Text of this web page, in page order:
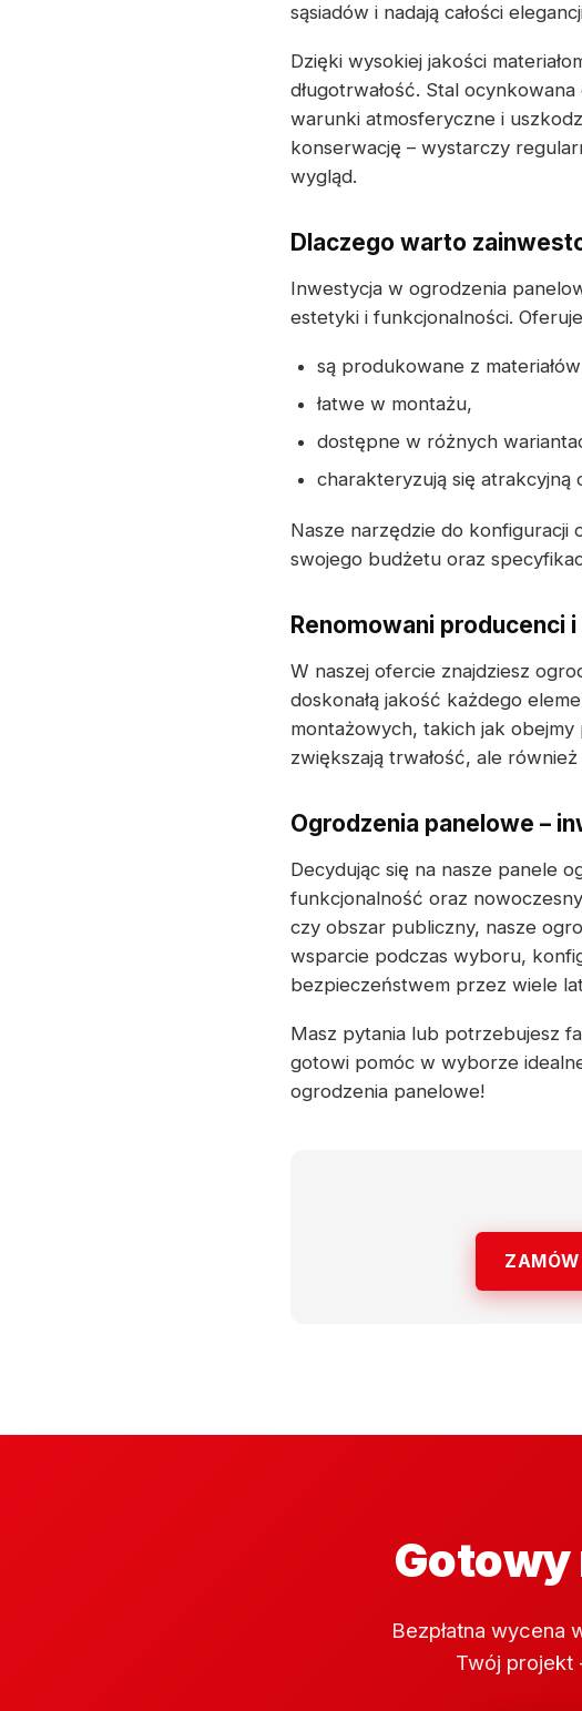
sąsiadów i nadają całości
Dzięki wysokiej jakości
długotrwałość. Stal
warunki atmosferyczne i
konserwację – wystarczy
wygląd.
Dlaczego warto
Inwestycja w ogrodzenia
estetyki i funkcjonalności.
są produkowane z
łatwe w montażu,
dostępne w różnych
charakteryzują się
Nasze narzędzie do konfiguracji
swojego budżetu oraz
Renomowani
W naszej ofercie znajdziesz
doskonałą jakość każdego
montażowych, takich jak
zwiększają trwałość, ale
Ogrodzenia panelowe –
Decydując się na nasze panele
funkcjonalność oraz
czy obszar publiczny, nasze
wsparcie podczas wyboru,
bezpieczeństwem przez wiele
Masz pytania lub potrzebujesz
gotowi pomóc w wyborze
ogrodzenia panelowe!
ZAMÓW
Gotowy
Bezpłatna wycena
Twój projekt